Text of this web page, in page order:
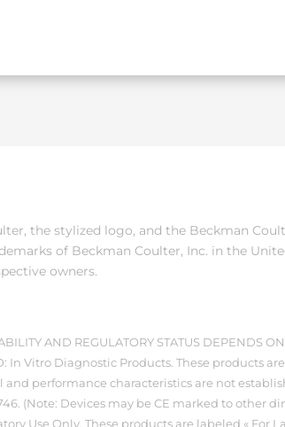
the stylized logo, and the Beckman
of Beckman Coulter, Inc. in the
owners.
AND REGULATORY STATUS DEPENDS
Vitro Diagnostic Products. These products
performance characteristics are not
(Note: Devices may be CE marked to other
Use Only. These products are labeled « For